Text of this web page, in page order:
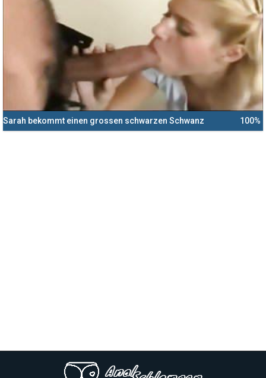
Sarah bekommt einen grossen schwarzen Schwanz 100%